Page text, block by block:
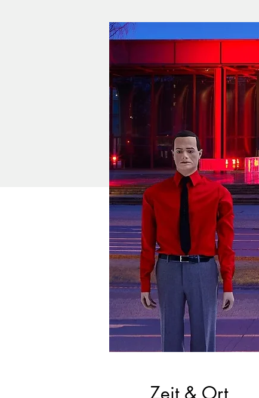
Zeit & Ort